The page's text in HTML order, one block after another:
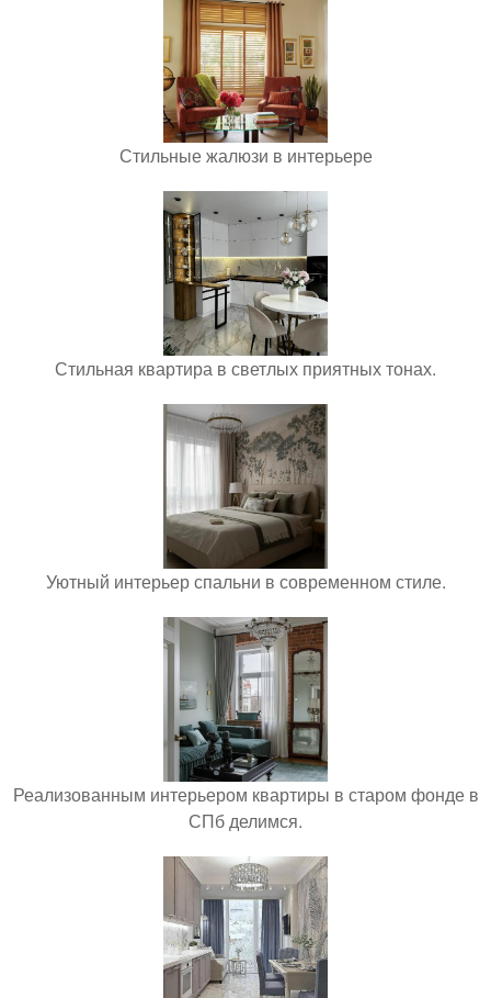
Стильные жалюзи в интерьере
Стильная квартира в светлых приятных тонах.
Уютный интерьер спальни в современном стиле.
Реализованным интерьером квартиры в старом фонде в
СПб делимся.